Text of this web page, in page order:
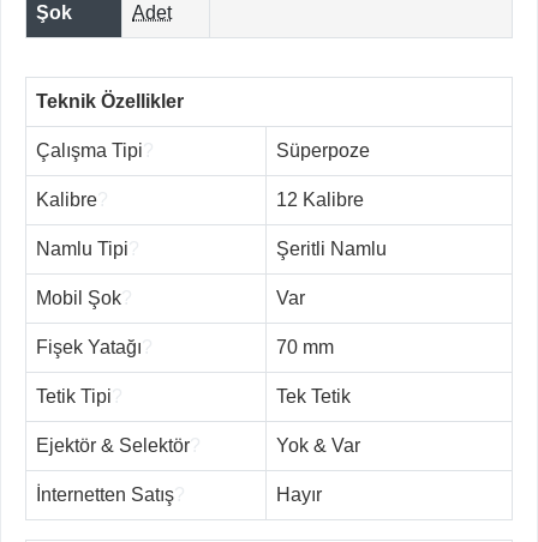
Şok
Adet
Teknik Özellikler
Çalışma Tipi Süperpoze
Kalibre 12 Kalibre
Namlu Tipi Şeritli Namlu
Mobil Şok Var
Fişek Yatağı 70 mm
Tetik Tipi Tek Tetik
Ejektör & Selektör Yok & Var
İnternetten Satış Hayır